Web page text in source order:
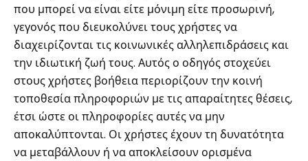
που μπορεί να είναι είτε μόνιμη είτε προσωρινή,
γεγονός που διευκολύνει τους χρήστες να
διαχειρίζονται τις κοινωνικές αλληλεπιδράσεις και
την ιδιωτική ζωή τους. Αυτός ο οδηγός στοχεύει
στους χρήστες βοήθεια περιορίζουν την κοινή
τοποθεσία πληροφοριών με τις απαραίτητες θέσεις,
έτσι ώστε οι πληροφορίες αυτές να μην
αποκαλύπτονται. Οι χρήστες έχουν τη δυνατότητα
να μεταβάλλουν ή να αποκλείσουν ορισμένα